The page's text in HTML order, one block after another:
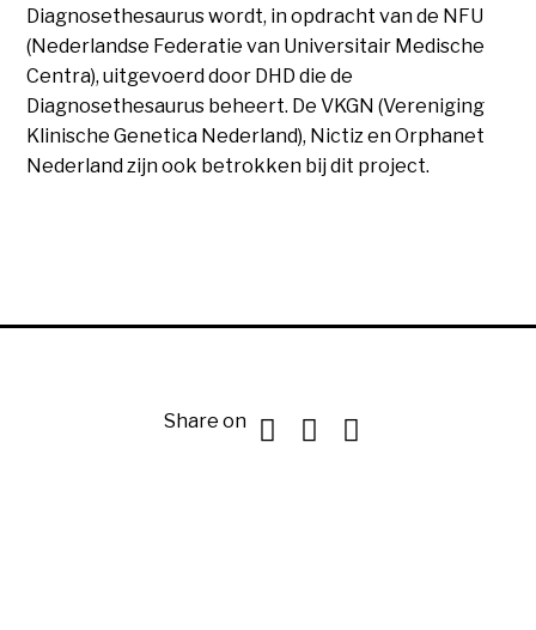
Diagnosethesaurus wordt, in opdracht van de NFU
(Nederlandse Federatie van Universitair Medische
Centra), uitgevoerd door DHD die de
Diagnosethesaurus beheert. De VKGN (Vereniging
Klinische Genetica Nederland), Nictiz en Orphanet
Nederland zijn ook betrokken bij dit project.
Share on